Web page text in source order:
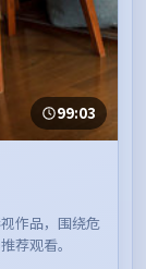
99:03
作品，围绕危
荐观看。